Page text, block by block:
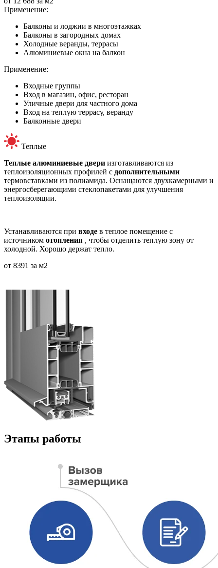
Применение:
Балконы и лоджии в многоэтажках
Балконы в загородных домах
Холодные веранды, террасы
Алюминиевые окна на балкон
Применение:
Входные группы
Вход в магазин, офис, ресторан
Уличные двери для частного дома
Вход на теплую террасу, веранду
Балконные двери
Теплые
Теплые алюминиевые двери изготавливаются из
теплоизоляционных профилей с дополнительными
термовставками из полиамида. Оснащаются двухкамерными и
энергосберегающими стеклопакетами для улучшения
теплоизоляции.
Устанавливаются при входе в теплое помещение с
источником отопления , чтобы отделить теплую зону от
холодной. Хорошо держат тепло.
от 8391 за м2
Этапы работы